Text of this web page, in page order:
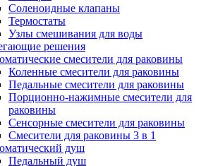
Соленоидные клапаны
Термостаты
Узлы смешивания для воды
решения
смесители для раковины
Коленные смесители для раковины
Педальные смесители для раковины
Порционно-нажимные смесители для
раковины
Сенсорные смесители для раковины
Смесители для раковины 3 в 1
душ
Педальный душ